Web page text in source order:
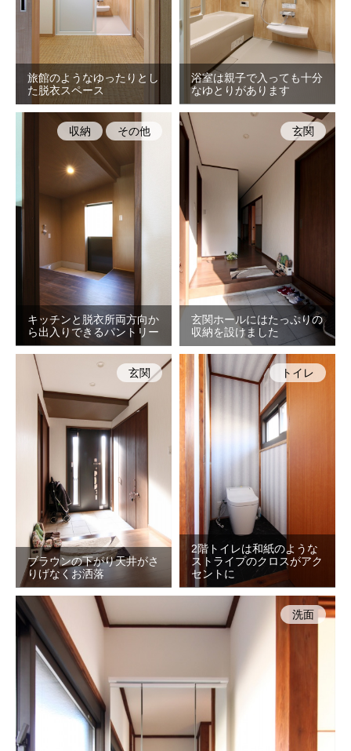
旅館のようなゆったりとし
た脱衣スペース
浴室は親子で入っても十分
なゆとりがあります
キッチンと脱衣所両方向か
ら出入りできるパントリー
収納 その他
玄関ホールにはたっぷりの
収納を設けました
玄関
ブラウンの下がり天井がさ
りげなくお洒落
玄関
2階トイレは和紙のような
ストライプのクロスがアク
セントに
トイレ
洗面